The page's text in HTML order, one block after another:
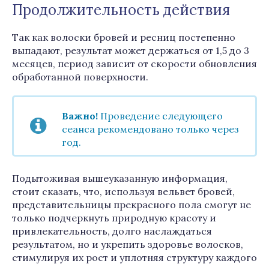
Продолжительность действия
Так как волоски бровей и ресниц постепенно
выпадают, результат может держаться от 1,5 до 3
месяцев, период зависит от скорости обновления
обработанной поверхности.
Важно! Проведение следующего
сеанса рекомендовано только через
год.
Подытоживая вышеуказанную информация,
стоит сказать, что, используя вельвет бровей,
представительницы прекрасного пола смогут не
только подчеркнуть природную красоту и
привлекательность, долго наслаждаться
результатом, но и укрепить здоровье волосков,
стимулируя их рост и уплотняя структуру каждого